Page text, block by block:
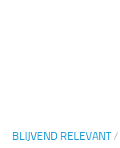
BLIJVEND RELEVANT/